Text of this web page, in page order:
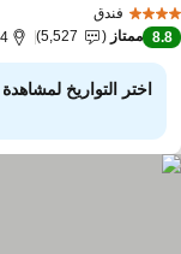
فندق
8.8 ممتاز 5,527 1.4 كم إلى وسط
اختر التواريخ لمشاهدة